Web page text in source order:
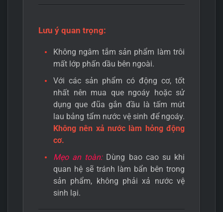
Lưu ý quan trọng:
Không ngâm tắm sản phẩm làm trôi
mất lớp phấn dầu bên ngoài.
Với các sản phẩm có động cơ, tốt
nhất nên mua que ngoáy hoặc sử
dụng que đũa gắn đầu là tấm mút
lau bảng tẩm nước vệ sinh để ngoáy.
Không nên xả nước làm hỏng động
cơ.
Mẹo an toàn:Dùng bao cao su khi
quan hệ sẽ tránh làm bẩn bên trong
sản phẩm, không phải xả nước vệ
sinh lại.